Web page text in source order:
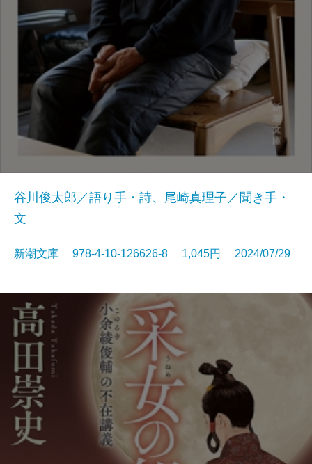
谷川俊太郎／語り手・詩、尾崎真理子／聞き手・
文
新潮文庫 978-4-10-126626-8 1,045円 2024/07/29